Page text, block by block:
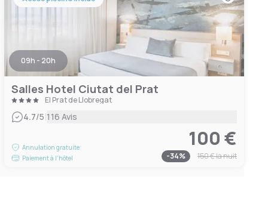
09h - 20h
Salles Hotel Ciutat del Prat
El Prat de Llobregat
4.7/5|116 Avis
Annulation gratuite
Paiement à l'hôtel
100 €
-34% 150 €la nuit